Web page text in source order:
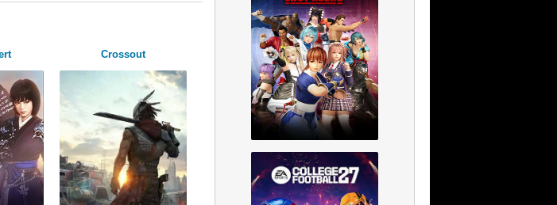
Crossout